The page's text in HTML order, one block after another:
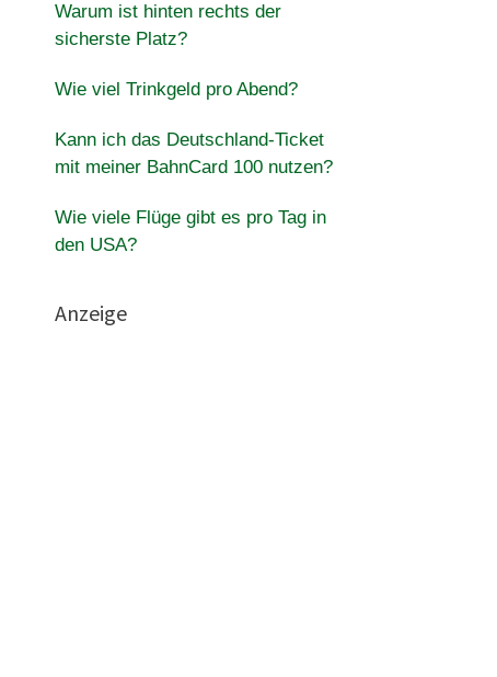
Warum ist hinten rechts der
sicherste Platz?
Wie viel Trinkgeld pro Abend?
Kann ich das Deutschland-Ticket
mit meiner BahnCard 100 nutzen?
Wie viele Flüge gibt es pro Tag in
den USA?
Anzeige